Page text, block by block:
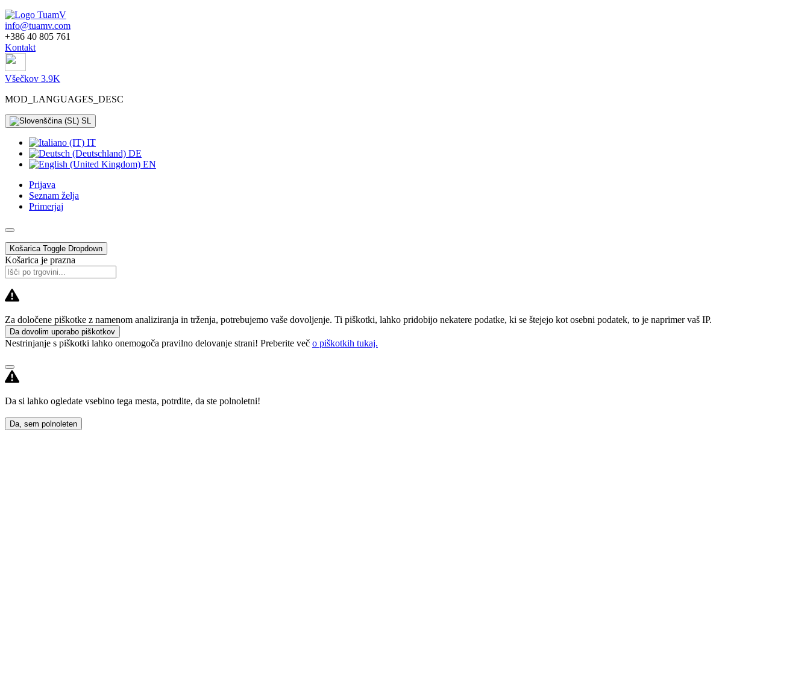
info@tuamv.com
+386 40 805 761
Kontakt
Všečkov 3.9K
MOD_LANGUAGES_DESC
SL
IT
DE
EN
Prijava
Seznam želja
Primerjaj
Košarica Toggle Dropdown
Košarica je prazna
Za določene piškotke z namenom analiziranja in trženja, potrebujemo vaše dovoljenje. Ti piškotki, lahko pridobijo nekatere podatke, ki se štejejo kot osebni podatek, to je naprimer vaš IP.
Da dovolim uporabo piškotkov
Nestrinjanje s piškotki lahko onemogoča pravilno delovanje strani! Preberite več o piškotkih tukaj.
Da si lahko ogledate vsebino tega mesta, potrdite, da ste polnoletni!
Da, sem polnoleten